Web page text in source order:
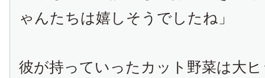
ゃんたちは嬉しそうでしたね」
彼が持っていったカット野菜は大